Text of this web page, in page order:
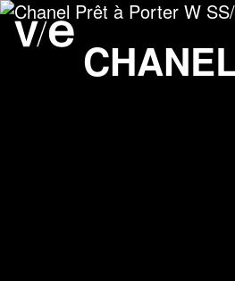
Chanel Prêt à
Project images